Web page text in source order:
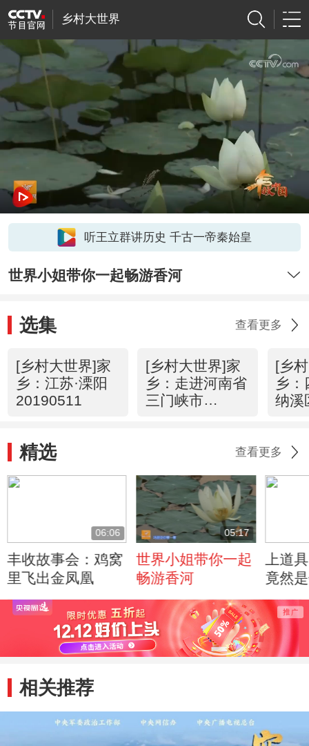
乡村大世界
听王立群讲历史 千古一帝秦始皇
世界小姐带你一起畅游香河
选集 查看更多
[乡村大世界]家
乡：江苏·溧阳
20190511
[乡村大世界]家
乡：走进河南省
三门峡市
[乡
乡：
纳溪
精选 查看更多
06:06
丰收故事会：鸡窝
里飞出金凤凰
05:17
世界小姐带你一起
畅游香河
上道
竟然
人！
相关推荐